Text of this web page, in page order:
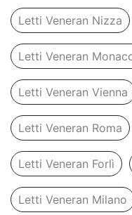
Letti Veneran Nizza
Letti Veneran
Letti Veneran Vienna
Letti Veneran Roma
Letti Veneran Forlì
Letti Veneran Milano